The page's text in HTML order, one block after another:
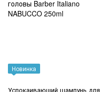
Новинка
Успокаивающий шампунь для